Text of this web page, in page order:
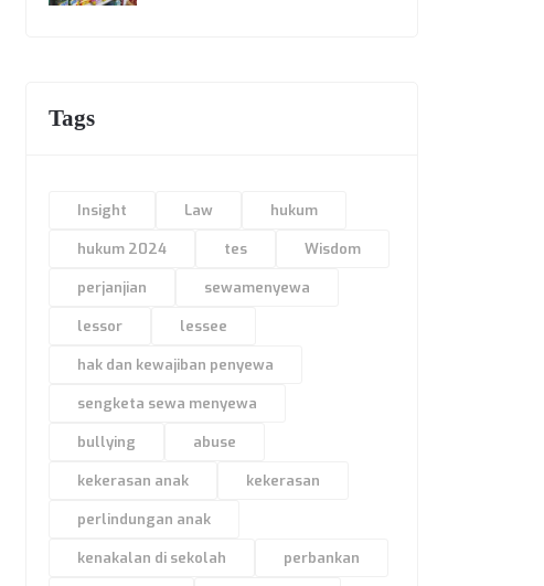
Tags
Insight Law hukum
hukum 2024 tes Wisdom
perjanjian sewamenyewa
lessor lessee
hak dan kewajiban penyewa
sengketa sewa menyewa
bullying abuse
kekerasan anak kekerasan
perlindungan anak
kenakalan di sekolah perbankan